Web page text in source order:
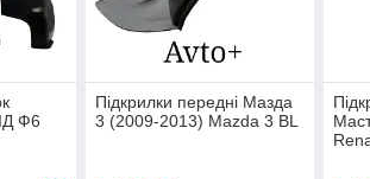
Ф6
Підкрилки передні Мазда
3 (2009-2013) Mazda 3 BL